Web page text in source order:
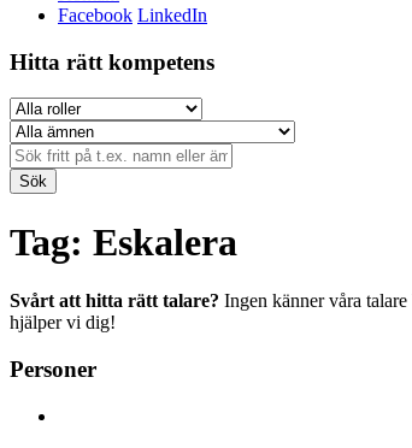
Facebook LinkedIn
Hitta rätt kompetens
Sök
Tag: Eskalera
Svårt att hitta rätt talare? Ingen känner våra
hjälper vi dig!
Personer